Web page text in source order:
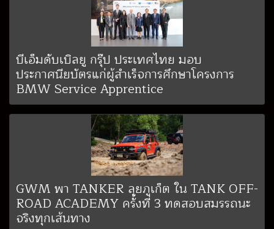
บีเอ็มดับเบิลยู กรุ๊ป ประเทศไทย มอบ
ประกาศนียบัตรแก่ผู้สำเร็จการศึกษาโครงการ
BMW Service Apprentice
GWM พา TANKER ลุยภูเก็ต ใน TANK OFF-
ROAD ACADEMY ครั้งที่ 3 ทดสอบสมรรถนะ
จริงทุกเส้นทาง